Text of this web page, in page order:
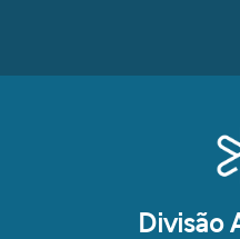
Divisão